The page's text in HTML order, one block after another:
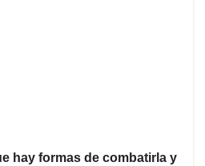
hay formas de combatirla y